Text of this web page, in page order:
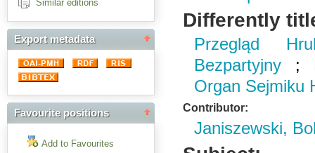
Similar editions
Export metadata
Favourite positions
Add to Favourites
Differently
Przegląd
Bezpartyjny ;
Organ Sejmiku
Contributor:
Janiszewski,